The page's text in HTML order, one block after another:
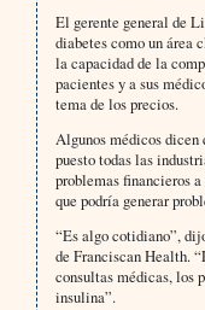
El gerente general de
diabetes como un área
la capacidad de la
pacientes y a sus
tema de los precios.
Algunos médicos dicen
puesto todas las
problemas financieros
que podría generar
“Es algo cotidiano”,
de Franciscan Health.
consultas médicas, los
insulina”.